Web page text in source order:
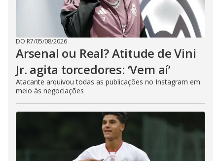
DO R7/05/08/2026
Arsenal ou Real? Atitude de Vini
Jr. agita torcedores: ‘Vem aí’
Atacante arquivou todas as publicações no Instagram em
meio às negociações